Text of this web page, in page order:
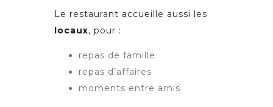
Le restaurant accueille aussi les
locaux, pour :
repas de famille
repas d’affaires
moments entre amis